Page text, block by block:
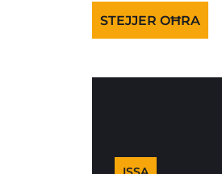
STEJJER OĦRA